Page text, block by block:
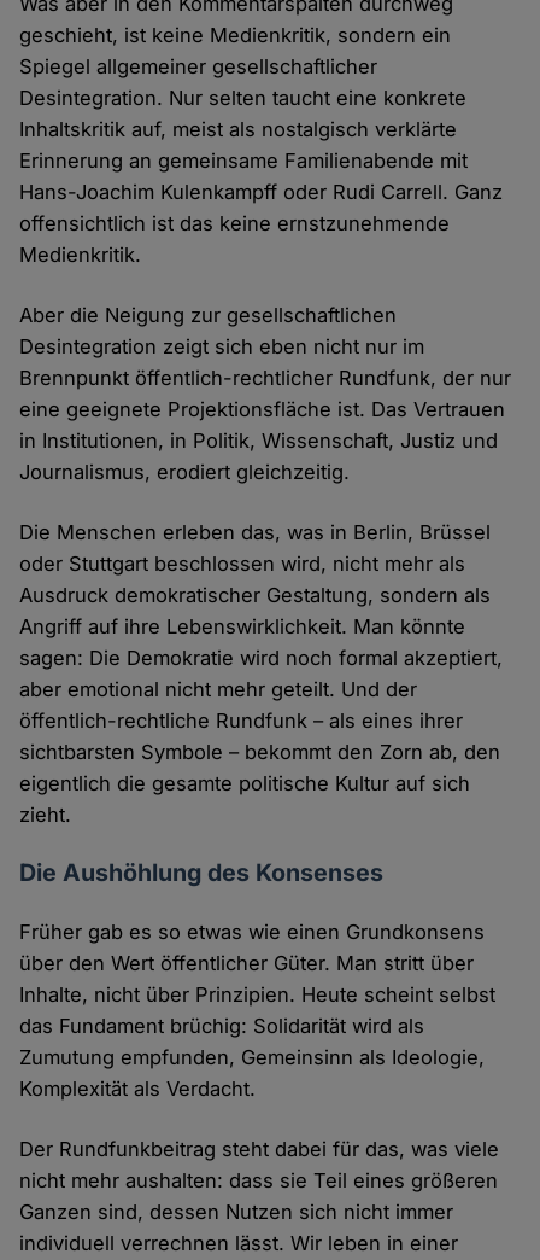
geschieht, ist keine Medienkritik, sondern ein
Spiegel allgemeiner gesellschaftlicher
Desintegration. Nur selten taucht eine konkrete
Inhaltskritik auf, meist als nostalgisch verklärte
Erinnerung an gemeinsame Familienabende mit
Hans-Joachim Kulenkampff oder Rudi Carrell. Ganz
offensichtlich ist das keine ernstzunehmende
Medienkritik.
Aber die Neigung zur gesellschaftlichen
Desintegration zeigt sich eben nicht nur im
Brennpunkt öffentlich-rechtlicher Rundfunk, der nur
eine geeignete Projektionsfläche ist. Das Vertrauen
in Institutionen, in Politik, Wissenschaft, Justiz und
Journalismus, erodiert gleichzeitig.
Die Menschen erleben das, was in Berlin, Brüssel
oder Stuttgart beschlossen wird, nicht mehr als
Ausdruck demokratischer Gestaltung, sondern als
Angriff auf ihre Lebenswirklichkeit. Man könnte
sagen: Die Demokratie wird noch formal akzeptiert,
aber emotional nicht mehr geteilt. Und der
öffentlich-rechtliche Rundfunk – als eines ihrer
sichtbarsten Symbole – bekommt den Zorn ab, den
eigentlich die gesamte politische Kultur auf sich
zieht.
Die Aushöhlung des Konsenses
Früher gab es so etwas wie einen Grundkonsens
über den Wert öffentlicher Güter. Man stritt über
Inhalte, nicht über Prinzipien. Heute scheint selbst
das Fundament brüchig: Solidarität wird als
Zumutung empfunden, Gemeinsinn als Ideologie,
Komplexität als Verdacht.
Der Rundfunkbeitrag steht dabei für das, was viele
nicht mehr aushalten: dass sie Teil eines größeren
Ganzen sind, dessen Nutzen sich nicht immer
individuell verrechnen lässt. Wir leben in einer